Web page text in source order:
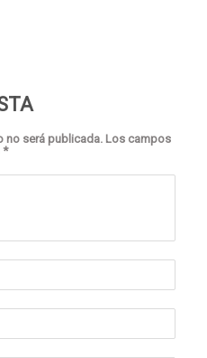
no será publicada. Los campos
*